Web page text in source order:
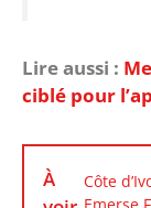
Lire aussi :
ciblé pour
À
Côte